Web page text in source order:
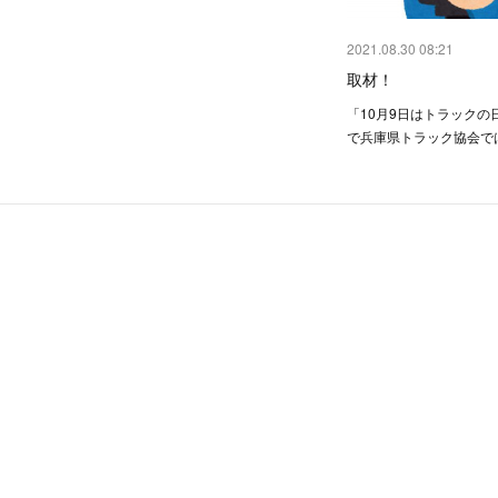
2021.08.30 08:21
取材！
「10月9日はトラック
で兵庫県トラック協会